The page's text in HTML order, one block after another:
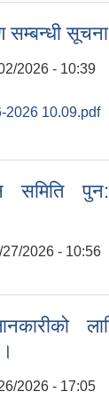
सम्बन्धी
2026 - 10:39
2026 10.09.pdf
समिति
2026 - 10:56
2026 - 17:05